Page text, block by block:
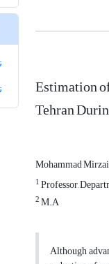
Estimation
Tehran
Mohammad
1Professor,
2M.A
Although